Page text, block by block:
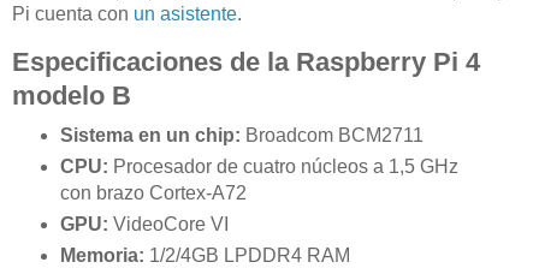
Pi cuenta con un asistente.
Especificaciones de la Raspberry Pi 4
modelo B
Sistema en un chip: Broadcom BCM2711
CPU: Procesador de cuatro núcleos a 1,5 GHz
con brazo Cortex-A72
GPU: VideoCore VI
Memoria: 1/2/4GB LPDDR4 RAM